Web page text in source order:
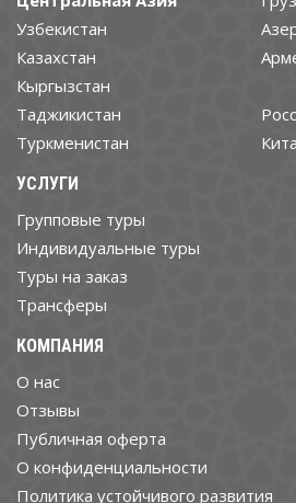
Узбекистан
Казахстан
Кыргызстан
Таджикистан
Туркменистан
УСЛУГИ
Групповые туры
Индивидуальные туры
Туры на заказ
Трансферы
КОМПАНИЯ
О нас
Отзывы
Публичная оферта
О конфиденциальности
Политика устойчивого развития